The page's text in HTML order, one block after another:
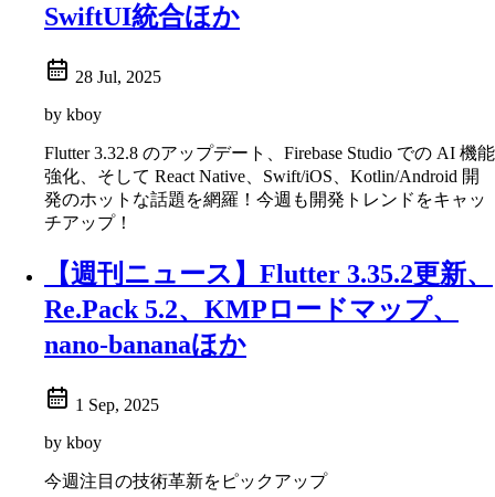
SwiftUI統合ほか
28 Jul, 2025
by kboy
Flutter 3.32.8 のアップデート、Firebase Studio での AI 機能
強化、そして React Native、Swift/iOS、Kotlin/Android 開
発のホットな話題を網羅！今週も開発トレンドをキャッ
チアップ！
【週刊ニュース】Flutter 3.35.2更新、
Re.Pack 5.2、KMPロードマップ、
nano-bananaほか
1 Sep, 2025
by kboy
今週注目の技術革新をピックアップ